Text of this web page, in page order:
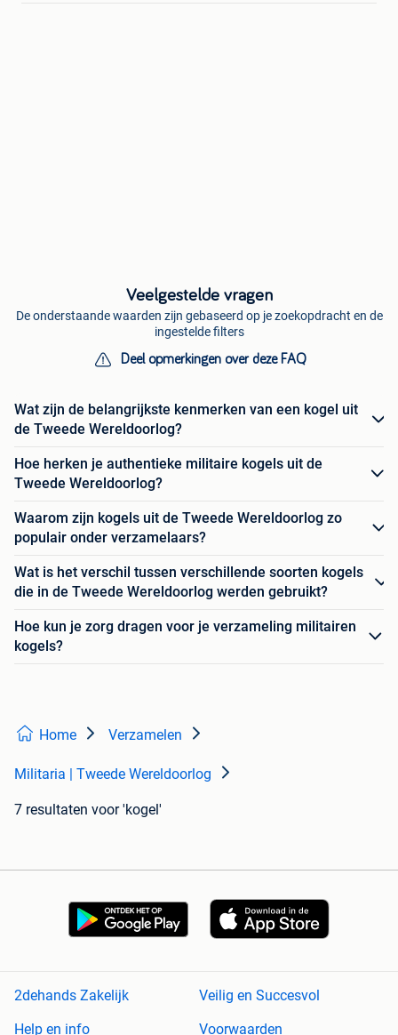
Veelgestelde vragen
De onderstaande waarden zijn gebaseerd op je zoekopdracht en de
ingestelde filters
Deel opmerkingen over deze FAQ
Wat zijn de belangrijkste kenmerken van een kogel uit
de Tweede Wereldoorlog?
Hoe herken je authentieke militaire kogels uit de
Tweede Wereldoorlog?
Waarom zijn kogels uit de Tweede Wereldoorlog zo
populair onder verzamelaars?
Wat is het verschil tussen verschillende soorten kogels
die in de Tweede Wereldoorlog werden gebruikt?
Hoe kun je zorg dragen voor je verzameling militairen
kogels?
Home Verzamelen
Militaria | Tweede Wereldoorlog
7 resultaten voor 'kogel'
2dehands Zakelijk
Veilig en Succesvol
Help en info
Voorwaarden